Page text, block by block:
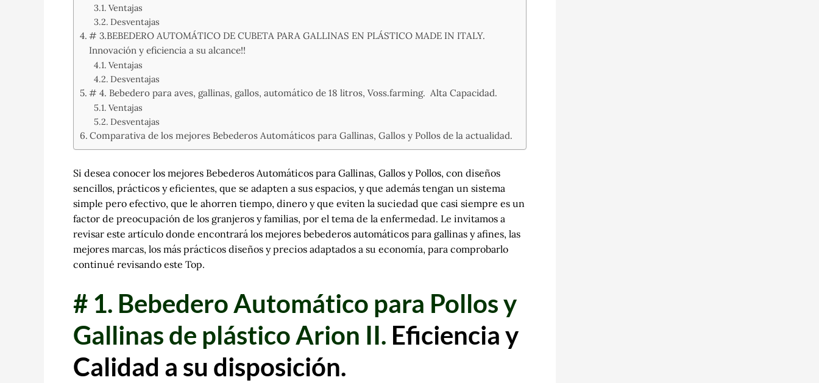
Ventajas
Desventajas
# 3.BEBEDERO AUTOMÁTICO DE CUBETA PARA GALLINAS EN PLÁSTICO MADE IN ITALY.
Innovación y eficiencia a su alcance!!
Ventajas
Desventajas
# 4. Bebedero para aves, gallinas, gallos, automático de 18 litros, Voss.farming. Alta Capacidad.
Ventajas
Desventajas
Comparativa de los mejores Bebederos Automáticos para Gallinas, Gallos y Pollos de la actualidad.
Si desea conocer los mejores Bebederos Automáticos para Gallinas, Gallos y Pollos, con diseños
sencillos, prácticos y eficientes, que se adapten a sus espacios, y que además tengan un sistema
simple pero efectivo, que le ahorren tiempo, dinero y que eviten la suciedad que casi siempre es un
factor de preocupación de los granjeros y familias, por el tema de la enfermedad. Le invitamos a
revisar este artículo donde encontrará los mejores bebederos automáticos para gallinas y afines, las
mejores marcas, los más prácticos diseños y precios adaptados a su economía, para comprobarlo
continué revisando este Top.
# 1. Bebedero Automático para Pollos y
Gallinas de plástico Arion II. Eficiencia y
Calidad a su disposición.